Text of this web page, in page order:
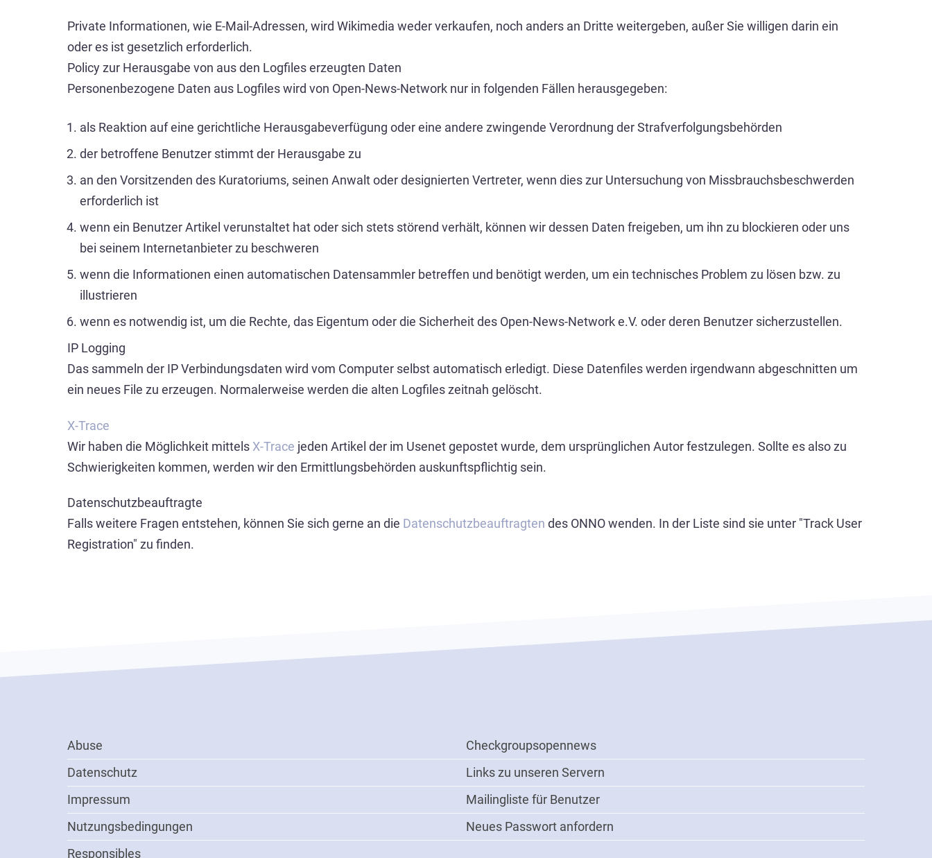
Private Informationen, wie E-Mail-Adressen, wird Wikimedia weder verkaufen, noch anders an Dritte weitergeben, außer Sie willigen darin ein
oder es ist gesetzlich erforderlich.
Policy zur Herausgabe von aus den Logfiles erzeugten Daten
Personenbezogene Daten aus Logfiles wird von Open-News-Network nur in folgenden Fällen herausgegeben:
als Reaktion auf eine gerichtliche Herausgabeverfügung oder eine andere zwingende Verordnung der Strafverfolgungsbehörden
der betroffene Benutzer stimmt der Herausgabe zu
an den Vorsitzenden des Kuratoriums, seinen Anwalt oder designierten Vertreter, wenn dies zur Untersuchung von Missbrauchsbeschwerden
erforderlich ist
wenn ein Benutzer Artikel verunstaltet hat oder sich stets störend verhält, können wir dessen Daten freigeben, um ihn zu blockieren oder uns
bei seinem Internetanbieter zu beschweren
wenn die Informationen einen automatischen Datensammler betreffen und benötigt werden, um ein technisches Problem zu lösen bzw. zu
illustrieren
wenn es notwendig ist, um die Rechte, das Eigentum oder die Sicherheit des Open-News-Network e.V. oder deren Benutzer sicherzustellen.
IP Logging
Das sammeln der IP Verbindungsdaten wird vom Computer selbst automatisch erledigt. Diese Datenfiles werden irgendwann abgeschnitten um
ein neues File zu erzeugen. Normalerweise werden die alten Logfiles zeitnah gelöscht.
X-Trace
Wir haben die Möglichkeit mittels X-Trace jeden Artikel der im Usenet gepostet wurde, dem ursprünglichen Autor festzulegen. Sollte es also zu
Schwierigkeiten kommen, werden wir den Ermittlungsbehörden auskunftspflichtig sein.
Datenschutzbeauftragte
Falls weitere Fragen entstehen, können Sie sich gerne an die Datenschutzbeauftragten des ONNO wenden. In der Liste sind sie unter "Track User
Registration" zu finden.
Footer
Menu
Abuse
Datenschutz
Impressum
Nutzungsbedingungen
Responsibles
ONN
Werkzeuge
Checkgroupsopennews
Links zu unseren Servern
Mailingliste für Benutzer
Neues Passwort anfordern